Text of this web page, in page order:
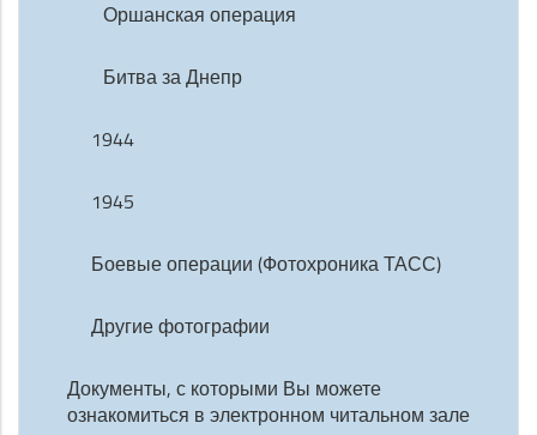
Оршанская операция
Битва за Днепр
1944
1945
Боевые операции (Фотохроника ТАСС)
Другие фотографии
Документы, с которыми Вы можете
ознакомиться в электронном читальном зале